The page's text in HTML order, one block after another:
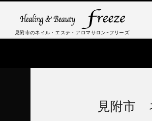
見附市のネイル・エステ・アロマサロン~フリーズ
見附市